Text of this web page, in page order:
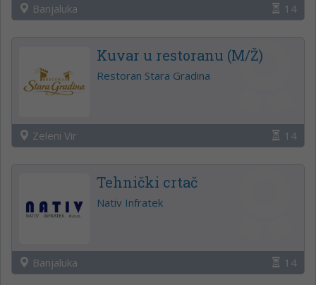
Banjaluka 14
Kuvar u restoranu (M/Ž)
Restoran Stara Gradina
Zeleni Vir 14
Tehnički crtač
Nativ Infratek
Banjaluka 14